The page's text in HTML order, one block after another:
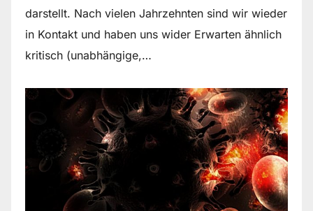
darstellt. Nach vielen Jahrzehnten sind wir wieder
in Kontakt und haben uns wider Erwarten ähnlich
kritisch (unabhängige,…